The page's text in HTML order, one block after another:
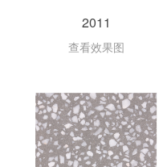
2011
查看效果图